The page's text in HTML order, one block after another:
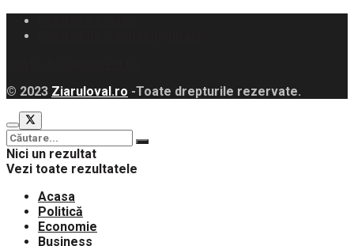
© 2023 Ziaruloval.ro -Toate drepturile rezervate.
Nici un rezultat
Vezi toate rezultatele
Acasa
Politică
Economie
Business